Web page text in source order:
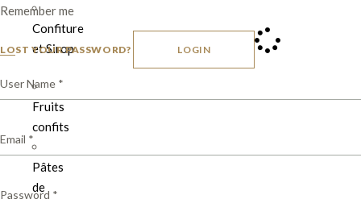
Confiture
et Sirop
Fruits
confits
Pâtes
de
Remember me
LOST YOUR PASSWORD? LOGIN